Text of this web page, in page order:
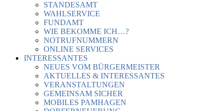
STANDESAMT
WAHLSERVICE
FUNDAMT
WIE BEKOMME ICH…?
NOTRUFNUMMERN
ONLINE SERVICES
INTERESSANTES
NEUES VOM BÜRGERMEISTER
AKTUELLES & INTERESSANTES
VERANSTALTUNGEN
GEMEINSAM SICHER
MOBILES PAMHAGEN